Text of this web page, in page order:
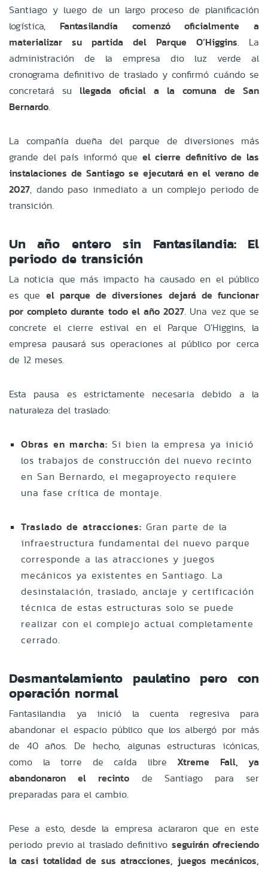
Santiago y luego de un largo proceso de planificación
logística, Fantasilandia comenzó oficialmente a
materializar su partida del Parque O’Higgins. La
administración de la empresa dio luz verde al
cronograma definitivo de traslado y confirmó cuándo se
concretará su llegada oficial a la comuna de San
Bernardo.
La compañía dueña del parque de diversiones más
grande del país informó que el cierre definitivo de las
instalaciones de Santiago se ejecutará en el verano de
2027, dando paso inmediato a un complejo periodo de
transición.
Un año entero sin Fantasilandia: El
periodo de transición
La noticia que más impacto ha causado en el público
es que el parque de diversiones dejará de funcionar
por completo durante todo el año 2027. Una vez que se
concrete el cierre estival en el Parque O'Higgins, la
empresa pausará sus operaciones al público por cerca
de 12 meses.
Esta pausa es estrictamente necesaria debido a la
naturaleza del traslado:
Obras en marcha: Si bien la empresa ya inició
los trabajos de construcción del nuevo recinto
en San Bernardo, el megaproyecto requiere
una fase crítica de montaje.
Traslado de atracciones: Gran parte de la
infraestructura fundamental del nuevo parque
corresponde a las atracciones y juegos
mecánicos ya existentes en Santiago. La
desinstalación, traslado, anclaje y certificación
técnica de estas estructuras solo se puede
realizar con el complejo actual completamente
cerrado.
Desmantelamiento paulatino pero con
operación normal
Fantasilandia ya inició la cuenta regresiva para
abandonar el espacio público que los albergó por más
de 40 años. De hecho, algunas estructuras icónicas,
como la torre de caída libre Xtreme Fall, ya
abandonaron el recinto de Santiago para ser
preparadas para el cambio.
Pese a esto, desde la empresa aclararon que en este
periodo previo al traslado definitivo seguirán ofreciendo
la casi totalidad de sus atracciones, juegos mecánicos,